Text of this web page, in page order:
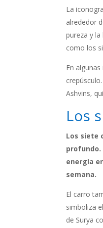
La
alrededor
pureza y
como los
En
Ashvins,
Los
Los siete
profundo.
energía
semana.
El carro
simboliza
de Surya